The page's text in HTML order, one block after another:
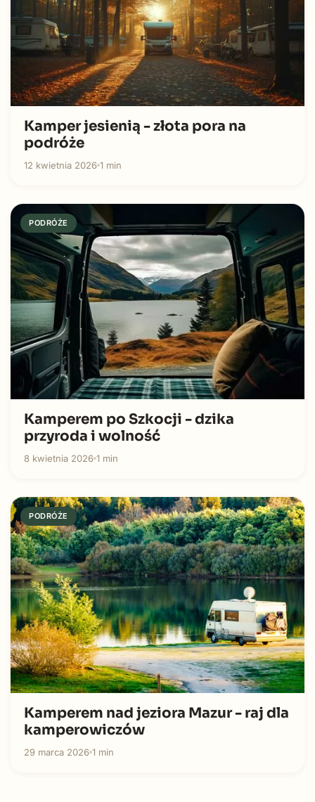
Kamper jesienią - złota pora na
podróże
12 kwietnia 2026 1 min
PODRÓŻE
Kamperem po Szkocji - dzika
przyroda i wolność
8 kwietnia 2026 1 min
PODRÓŻE
Kamperem nad jeziora Mazur - raj dla
kamperowiczów
29 marca 2026 1 min